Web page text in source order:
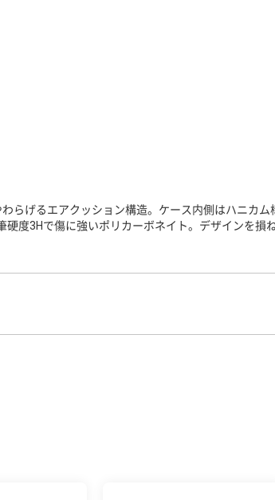
らげるエアクッション構造。ケース内側はハニカム
度3Hで傷に強いポリカーボネイト。デザインを損